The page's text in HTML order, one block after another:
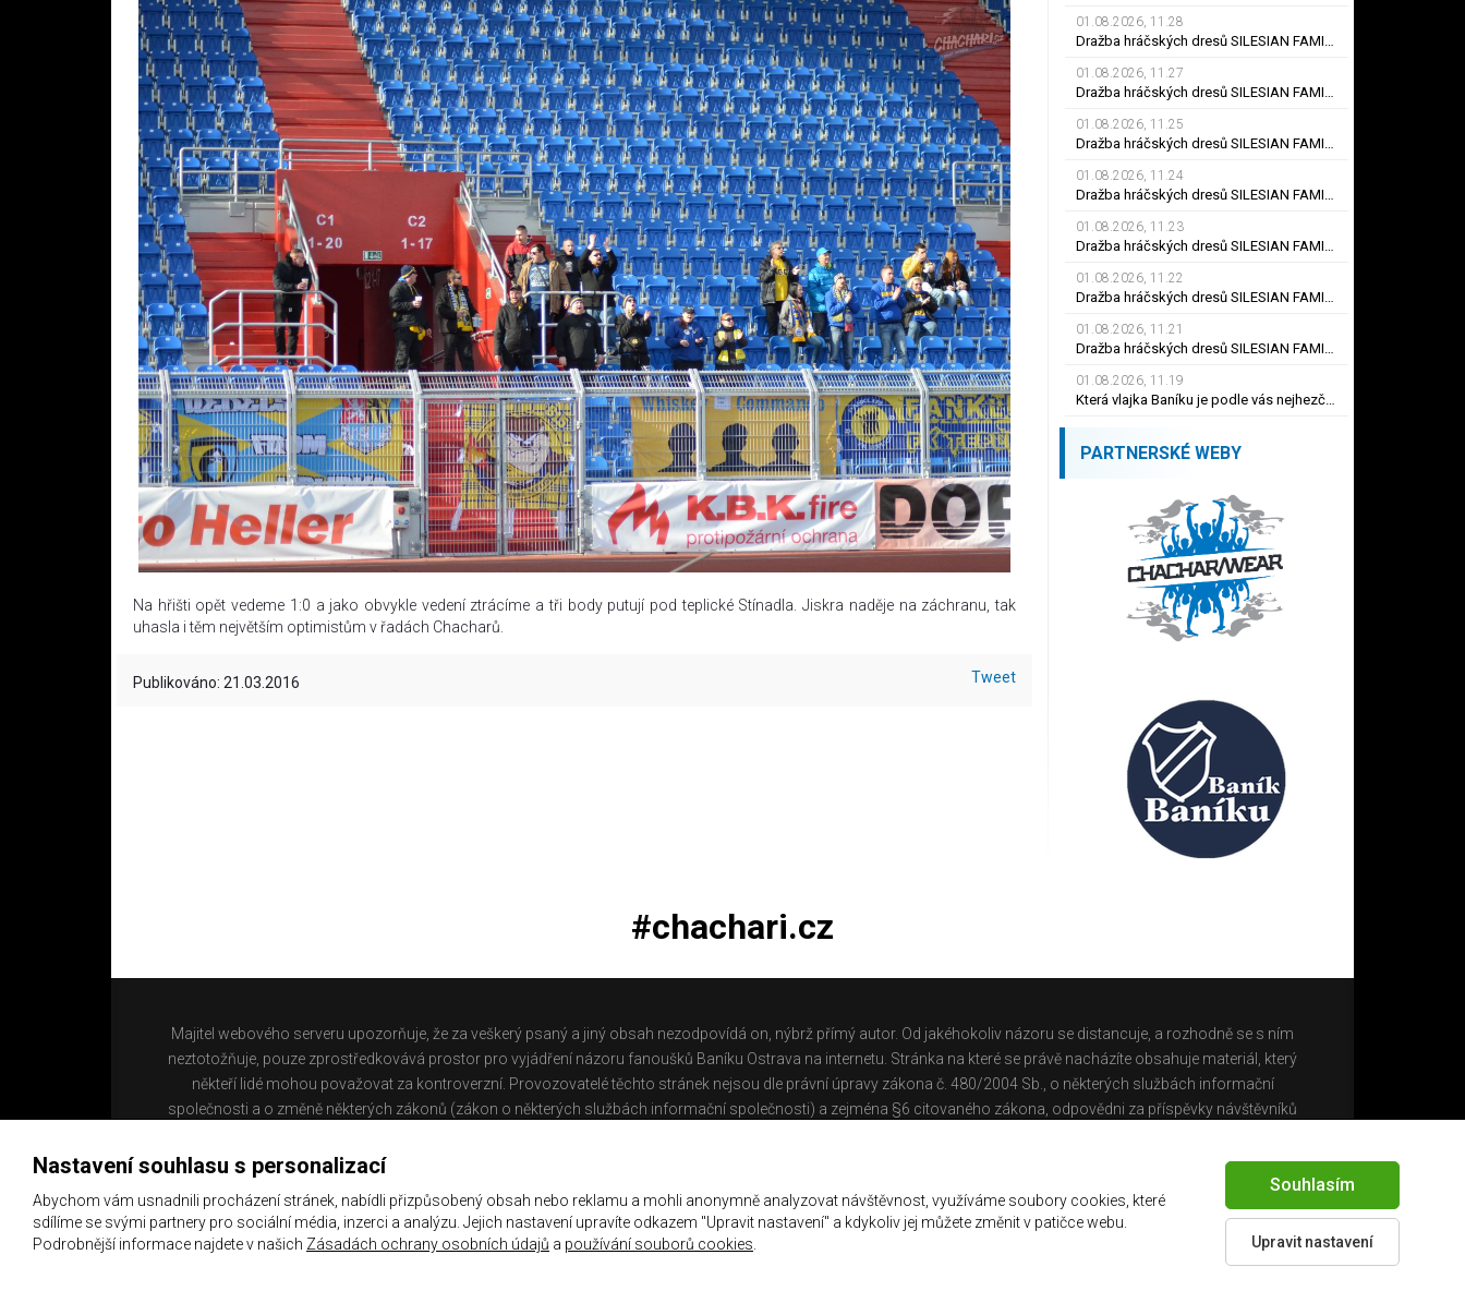
Na hřišti opět vedeme 1:0 a jako obvykle vedení ztrácíme a tři body putují pod teplické Stínadla. Jiskra naděje na záchranu, tak
uhasla i těm největším optimistům v řadách Chacharů.
Publikováno: 21.03.2016 Tweet
01.08.2026, 11.28
Dražba hráčských dresů SILESIAN FAMILY - #25 Robert SADOWSKI
01.08.2026, 11.27
Dražba hráčských dresů SILESIAN FAMILY - #22
01.08.2026, 11.25
Dražba hráčských dresů SILESIAN FAMILY - #6
01.08.2026, 11.24
Dražba hráčských dresů SILESIAN FAMILY - #21 Jiří KLÍMA
01.08.2026, 11.23
Dražba hráčských dresů SILESIAN FAMILY - #19 Dyjan Carlos de AZEVEDO
01.08.2026, 11.22
Dražba hráčských dresů SILESIAN FAMILY - #5 Adam JÁNOŠ
01.08.2026, 11.21
Dražba hráčských dresů SILESIAN FAMILY - #1 Viktor BUDÍNSKÝ
01.08.2026, 11.19
Která vlajka Baníku je podle vás nejhezčí ?
PARTNERSKÉ WEBY
#chachari.cz
Majitel webového serveru upozorňuje, že za veškerý psaný a jiný obsah nezodpovídá on, nýbrž přímý autor. Od jakéhokoliv názoru se distancuje, a rozhodně se s ním
neztotožňuje, pouze zprostředkovává prostor pro vyjádření názoru fanoušků Baníku Ostrava na internetu. Stránka na které se právě nacházíte obsahuje materiál, který
někteří lidé mohou považovat za kontroverzní. Provozovatelé těchto stránek nejsou dle právní úpravy zákona č. 480/2004 Sb., o některých službách informační
společnosti a o změně některých zákonů (zákon o některých službách informační společnosti) a zejména §6 citovaného zákona, odpovědni za příspěvky návštěvníků
Created by
Nastavení souhlasu s personalizací
Abychom vám usnadnili procházení stránek, nabídli přizpůsobený obsah nebo reklamu a mohli anonymně analyzovat návštěvnost, využíváme soubory cookies, které
sdílíme se svými partnery pro sociální média, inzerci a analýzu. Jejich nastavení upravíte odkazem "Upravit nastavení" a kdykoliv jej můžete změnit v patičce webu.
Podrobnější informace najdete v našich Zásadách ochrany osobních údajů a používání souborů cookies
Souhlasím
Upravit nastavení